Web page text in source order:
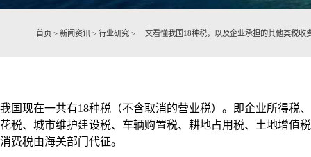
首页 > 新闻资讯 > 行业研究 > 一文看懂我国18种税，以及企业承担的其他类税收
我国现在一共有18种税（不含取消的营业税）。即企业所得税
花税、城市维护建设税、车辆购置税、耕地占用税、土地增值
消费税由海关部门代征。